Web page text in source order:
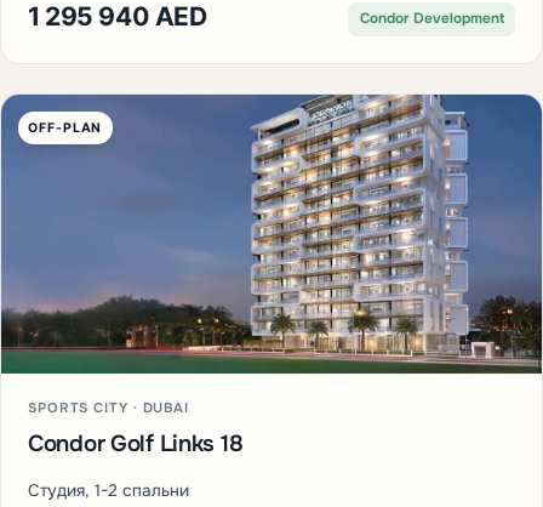
1 295 940 AED Condor Development
OFF-PLAN
SPORTS CITY · DUBAI
Condor Golf Links 18
Студия, 1-2 спальни